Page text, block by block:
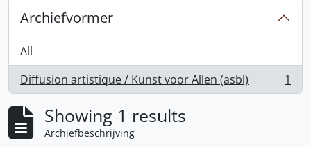
Archiefvormer
All
Diffusion artistique / Kunst voor Allen (asbl)
, 1 results 1
Showing 1 results
Archiefbeschrijving